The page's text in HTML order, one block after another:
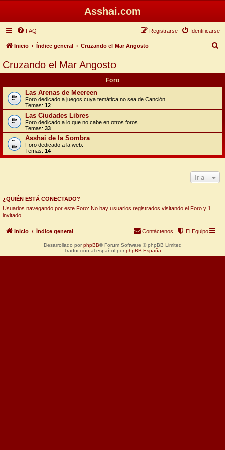
Asshai.com
FAQ Identificarse
Registrarse
Inicio Índice general Cruzando el Mar Angosto
Cruzando el Mar Angosto
Foro
Las Arenas de Meereen
Foro dedicado a juegos cuya temática no sea de Canción.
Temas: 12
Las Ciudades Libres
Foro dedicado a lo que no cabe en otros foros.
Temas: 33
Asshai de la Sombra
Foro dedicado a la web.
Temas: 14
Ir a
¿QUIÉN ESTÁ CONECTADO?
Usuarios navegando por este Foro: No hay usuarios registrados visitando el Foro y 1
invitado
Inicio Índice general El Equipo
Contáctenos
Desarrollado por phpBB® Forum Software © phpBB Limited
Traducción al español por phpBB España